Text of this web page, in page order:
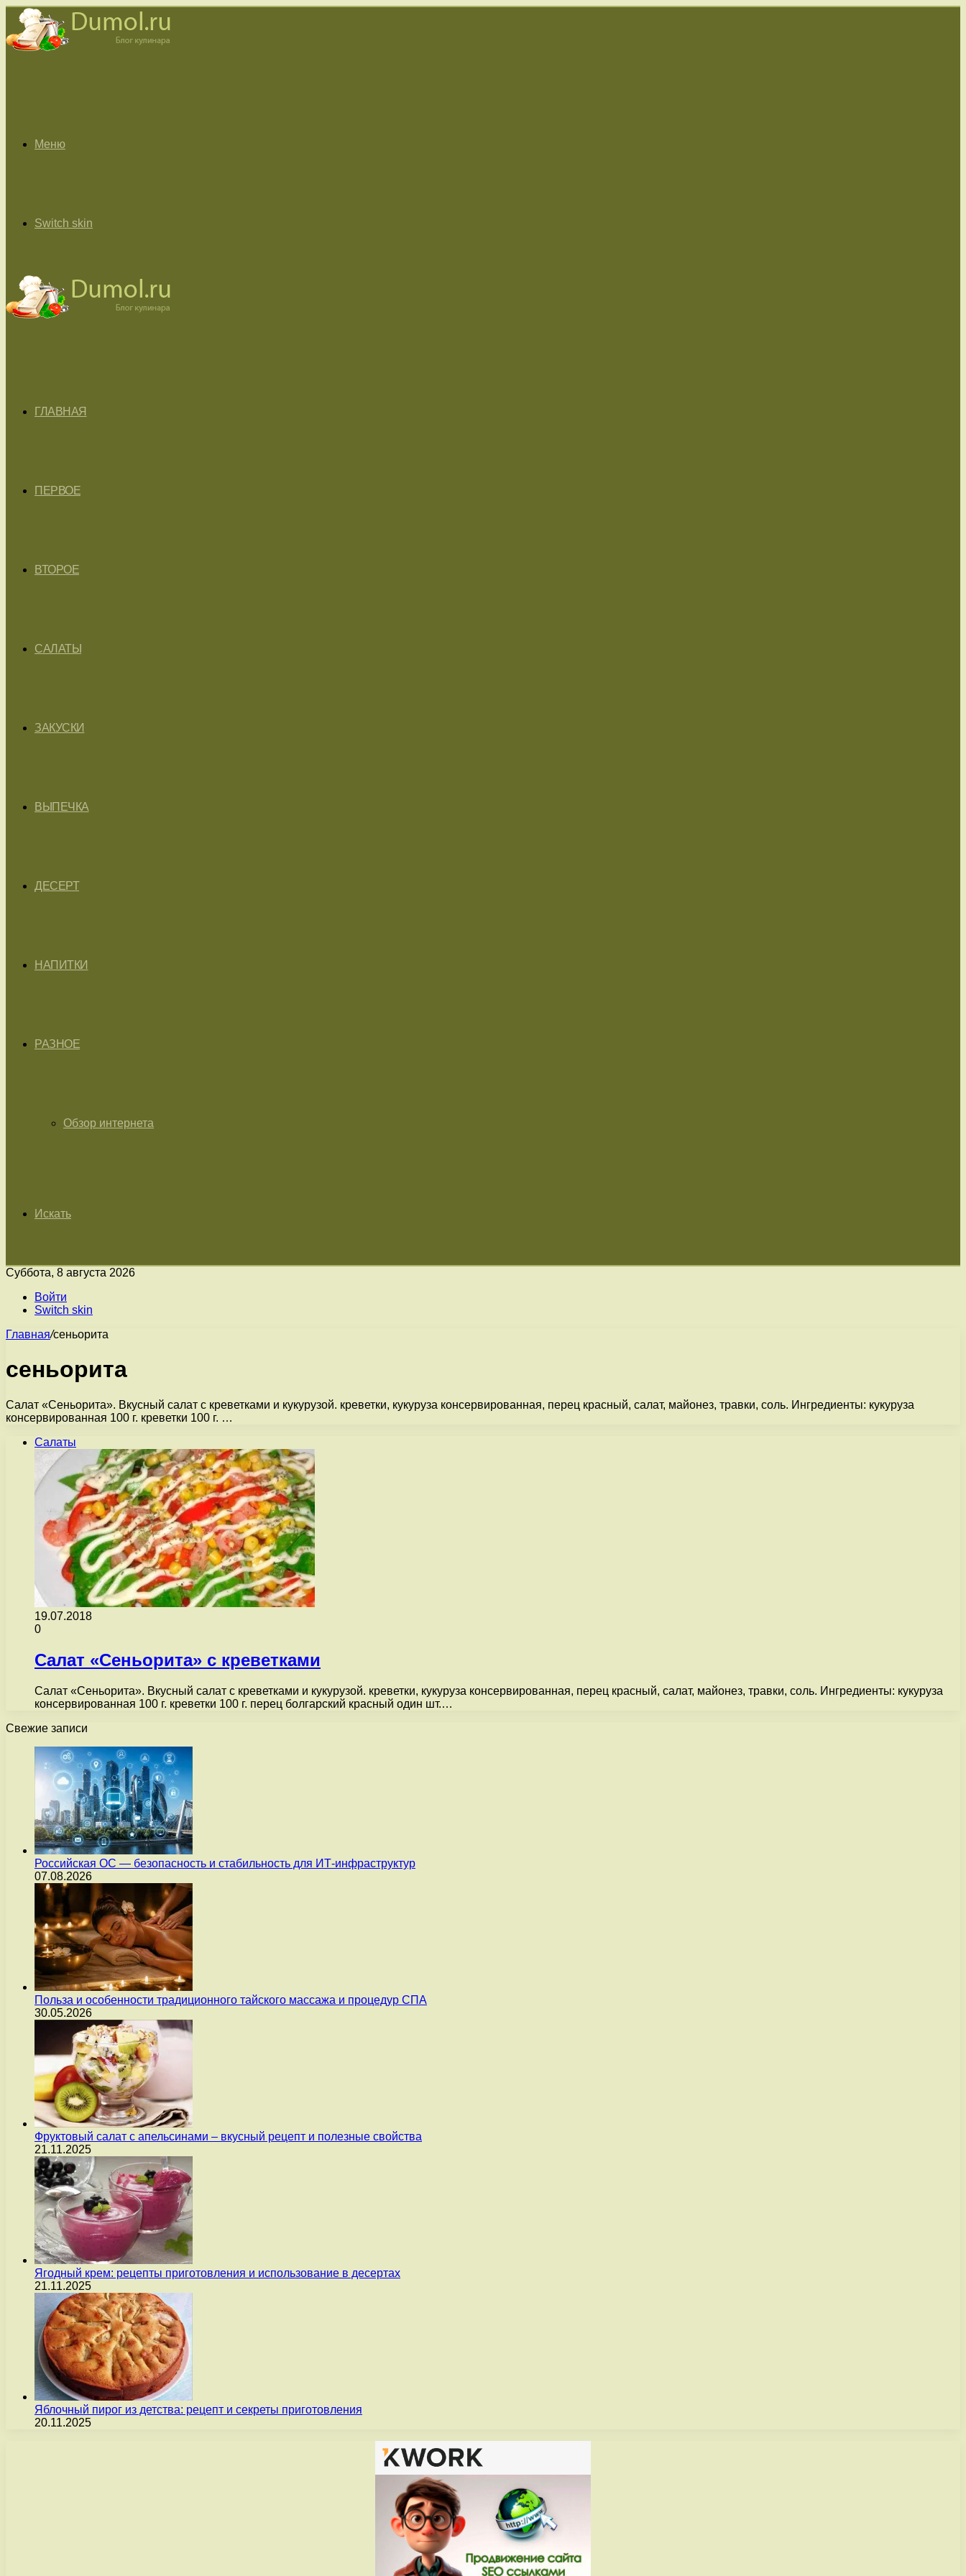
Меню
Switch skin
ГЛАВНАЯ
ПЕРВОЕ
ВТОРОЕ
САЛАТЫ
ЗАКУСКИ
ВЫПЕЧКА
ДЕСЕРТ
НАПИТКИ
РАЗНОЕ
Обзор интернета
Искать
Суббота, 8 августа 2026
Войти
Switch skin
Главная/сеньорита
сеньорита
Салат «Сеньорита». Вкусный салат с креветками и кукурузой. креветки, кукуруза консервированная, перец красный, салат, майонез, травки, соль. Ингредиенты: кукуруза
консервированная 100 г. креветки 100 г. …
Салаты
19.07.2018
0
Салат «Сеньорита» с креветками
Салат «Сеньорита». Вкусный салат с креветками и кукурузой. креветки, кукуруза консервированная, перец красный, салат, майонез, травки, соль. Ингредиенты: кукуруза
консервированная 100 г. креветки 100 г. перец болгарский красный один шт.…
Свежие записи
Российская ОС — безопасность и стабильность для ИТ-инфраструктур
07.08.2026
Польза и особенности традиционного тайского массажа и процедур СПА
30.05.2026
Фруктовый салат с апельсинами – вкусный рецепт и полезные свойства
21.11.2025
Ягодный крем: рецепты приготовления и использование в десертах
21.11.2025
Яблочный пирог из детства: рецепт и секреты приготовления
20.11.2025